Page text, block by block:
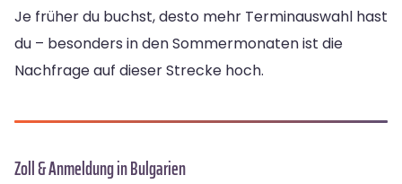
Je früher du buchst, desto mehr Terminauswahl hast
du – besonders in den Sommermonaten ist die
Nachfrage auf dieser Strecke hoch.
Zoll & Anmeldung in Bulgarien